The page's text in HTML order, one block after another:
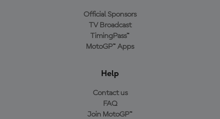
Official Sponsors
TV Broadcast
TimingPass™
MotoGP™ Apps
Help
Contact us
FAQ
Join MotoGP™